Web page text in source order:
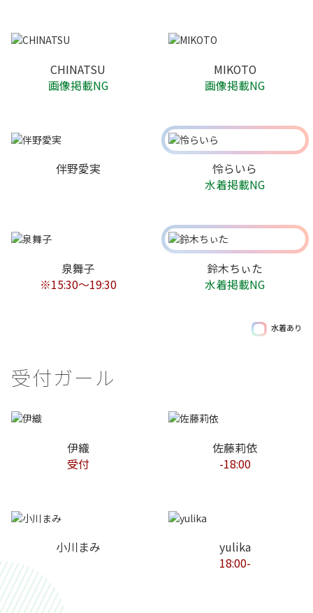
CHINATSU
画像掲載NG
MIKOTO
画像掲載NG
伴野愛実
怜らいら
水着掲載NG
泉舞子
※15:30～19:30
鈴木ちぃた
水着掲載NG
水着あり
受付ガール
伊織
受付
佐藤莉依
-18:00
小川まみ
yulika
18:00-